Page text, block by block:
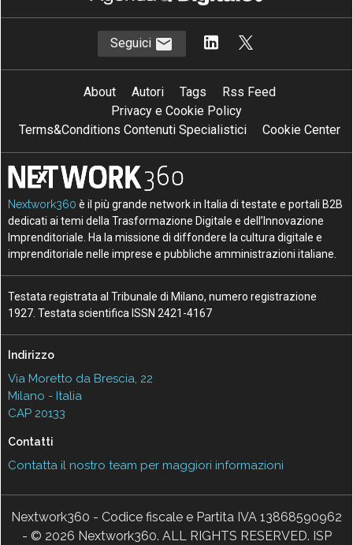
Seguici
About Autori Tags
Rss Feed
Privacy e Cookie Policy
Terms&Conditions Contenuti Specialistici
Cookie Center
Nextwork360 è il più grande network in Italia di testate e portali B2B
dedicati ai temi della Trasformazione Digitale e dell’Innovazione
Imprenditoriale. Ha la missione di diffondere la cultura digitale e
imprenditoriale nelle imprese e pubbliche amministrazioni italiane.
Testata registrata al Tribunale di Milano, numero registrazione
1927. Testata scientifica ISSN 2421-4167
Indirizzo
Via Moretto da Brescia, 22
Milano - Italia
CAP 20133
Contatti
Contatta il nostro team per maggiori informazioni
Nextwork360 - Codice fiscale e Partita IVA 13868590962
- © 2026 Nextwork360. ALL RIGHTS RESERVED. ISP